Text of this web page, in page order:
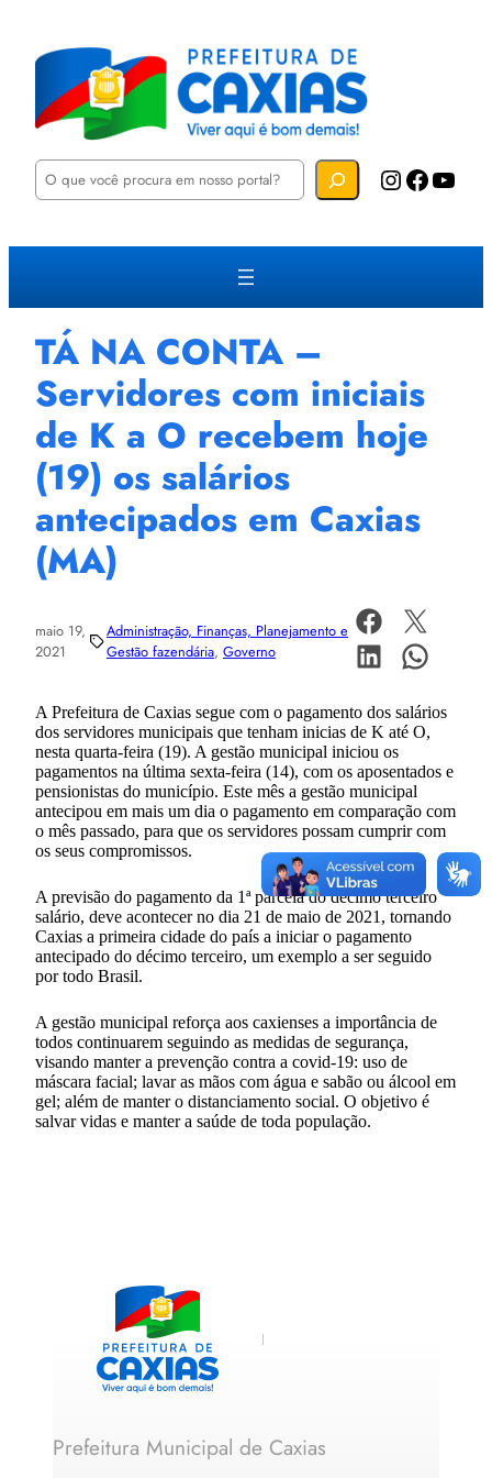
P
u
a
Instagram Facebook YouTube
TÁ NA CONTA –
Servidores com iniciais
de K a O recebem hoje
(19) os salários
antecipados em Caxias
(MA)
maio 19,
2021
Administração, Finanças, Planejamento e
Gestão fazendária, Governo
A Prefeitura de Caxias segue com o pagamento dos salários
dos servidores municipais que tenham inicias de K até O,
nesta quarta-feira (19). A gestão municipal iniciou os
pagamentos na última sexta-feira (14), com os aposentados e
pensionistas do município. Este mês a gestão municipal
antecipou em mais um dia o pagamento em comparação com
o mês passado, para que os servidores possam cumprir com
os seus compromissos.
A previsão do pagamento da 1ª parcela do décimo terceiro
salário, deve acontecer no dia 21 de maio de 2021, tornando
Caxias a primeira cidade do país a iniciar o pagamento
antecipado do décimo terceiro, um exemplo a ser seguido
por todo Brasil.
A gestão municipal reforça aos caxienses a importância de
todos continuarem seguindo as medidas de segurança,
visando manter a prevenção contra a covid-19: uso de
máscara facial; lavar as mãos com água e sabão ou álcool em
gel; além de manter o distanciamento social. O objetivo é
salvar vidas e manter a saúde de toda população.
Prefeitura Municipal de Caxias